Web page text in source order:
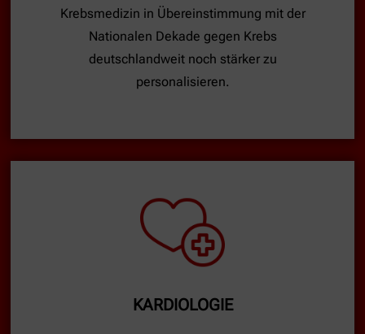
Krebsmedizin in Übereinstimmung mit der
Nationalen Dekade gegen Krebs
deutschlandweit noch stärker zu
personalisieren.
KARDIOLOGIE